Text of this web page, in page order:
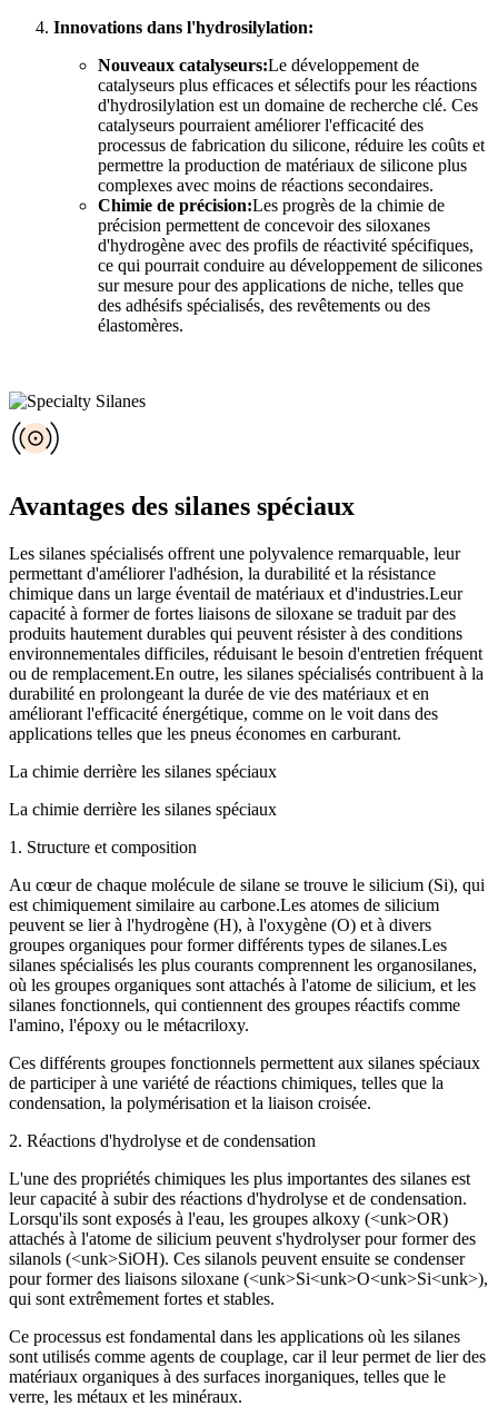
Innovations dans l'hydrosilylation:
Nouveaux catalyseurs:Le développement de
catalyseurs plus efficaces et sélectifs pour les réactions
d'hydrosilylation est un domaine de recherche clé. Ces
catalyseurs pourraient améliorer l'efficacité des
processus de fabrication du silicone, réduire les coûts et
permettre la production de matériaux de silicone plus
complexes avec moins de réactions secondaires.
Chimie de précision:Les progrès de la chimie de
précision permettent de concevoir des siloxanes
d'hydrogène avec des profils de réactivité spécifiques,
ce qui pourrait conduire au développement de silicones
sur mesure pour des applications de niche, telles que
des adhésifs spécialisés, des revêtements ou des
élastomères.
Avantages des silanes spéciaux
Les silanes spécialisés offrent une polyvalence remarquable, leur
permettant d'améliorer l'adhésion, la durabilité et la résistance
chimique dans un large éventail de matériaux et d'industries.Leur
capacité à former de fortes liaisons de siloxane se traduit par des
produits hautement durables qui peuvent résister à des conditions
environnementales difficiles, réduisant le besoin d'entretien fréquent
ou de remplacement.En outre, les silanes spécialisés contribuent à la
durabilité en prolongeant la durée de vie des matériaux et en
améliorant l'efficacité énergétique, comme on le voit dans des
applications telles que les pneus économes en carburant.
La chimie derrière les silanes spéciaux
La chimie derrière les silanes spéciaux
1. Structure et composition
Au cœur de chaque molécule de silane se trouve le silicium (Si), qui
est chimiquement similaire au carbone.Les atomes de silicium
peuvent se lier à l'hydrogène (H), à l'oxygène (O) et à divers
groupes organiques pour former différents types de silanes.Les
silanes spécialisés les plus courants comprennent les organosilanes,
où les groupes organiques sont attachés à l'atome de silicium, et les
silanes fonctionnels, qui contiennent des groupes réactifs comme
l'amino, l'époxy ou le métacriloxy.
Ces différents groupes fonctionnels permettent aux silanes spéciaux
de participer à une variété de réactions chimiques, telles que la
condensation, la polymérisation et la liaison croisée.
2. Réactions d'hydrolyse et de condensation
L'une des propriétés chimiques les plus importantes des silanes est
leur capacité à subir des réactions d'hydrolyse et de condensation.
Lorsqu'ils sont exposés à l'eau, les groupes alkoxy (<unk>OR)
attachés à l'atome de silicium peuvent s'hydrolyser pour former des
silanols (<unk>SiOH). Ces silanols peuvent ensuite se condenser
pour former des liaisons siloxane (<unk>Si<unk>O<unk>Si<unk>),
qui sont extrêmement fortes et stables.
Ce processus est fondamental dans les applications où les silanes
sont utilisés comme agents de couplage, car il leur permet de lier des
matériaux organiques à des surfaces inorganiques, telles que le
verre, les métaux et les minéraux.